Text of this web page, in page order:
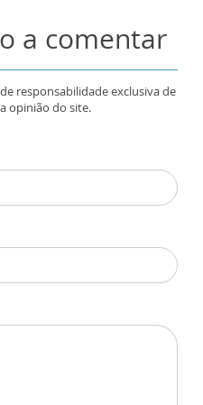
a comentar
responsabilidade exclusiva de
opinião do site.